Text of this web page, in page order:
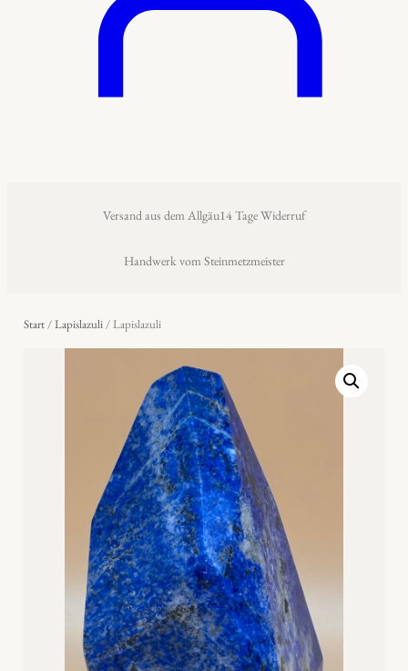
Versand aus dem Allgäu14 Tage Widerruf
Handwerk vom Steinmetzmeister
Start/Lapislazuli/ Lapislazuli